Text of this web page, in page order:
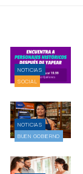
NOTICIAS
SOCIAL
NOTICIAS
BUEN GOBIERNO